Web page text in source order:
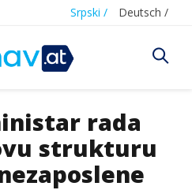
Srpski / Deutsch /
rada
strukturu